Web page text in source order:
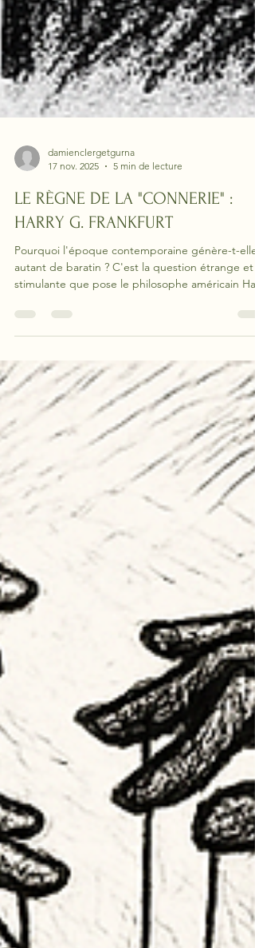
damienclergetgurna
17 nov. 2025
5 min de lecture
HARRY G. FRANKFURT
Pourquoi l'époque contemporaine génère-t-elle
stimulante que pose le philosophe américain
Frankfurt.